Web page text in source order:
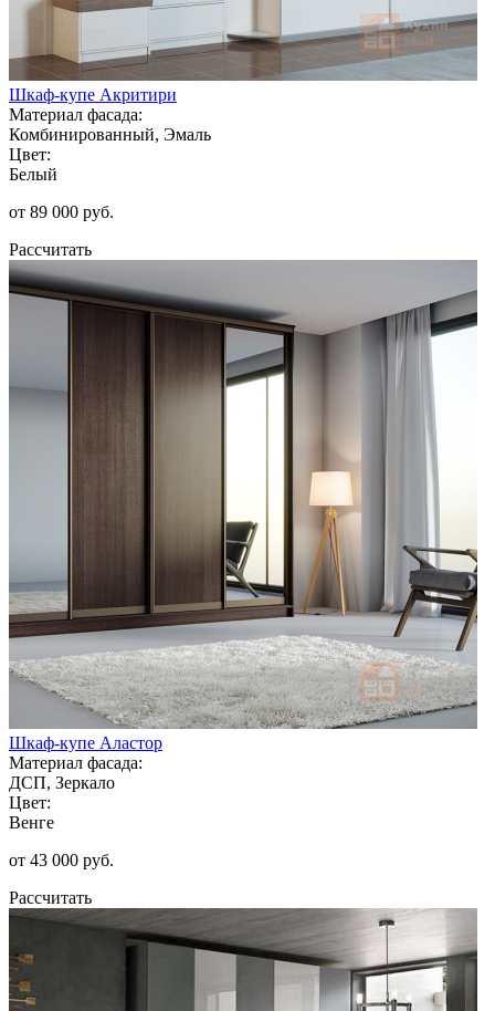
Шкаф-купе Акритири
Материал фасада:
Комбинированный, Эмаль
Цвет:
Белый
от 89 000 руб.
Рассчитать
Шкаф-купе Аластор
Материал фасада:
ДСП, Зеркало
Цвет:
Венге
от 43 000 руб.
Рассчитать